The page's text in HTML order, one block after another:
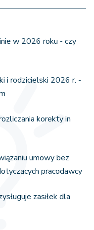
w 2026 roku - czy
i rodzicielski 2026 r. -
korekty in
umowy bez
pracodawcy
zasiłek dla